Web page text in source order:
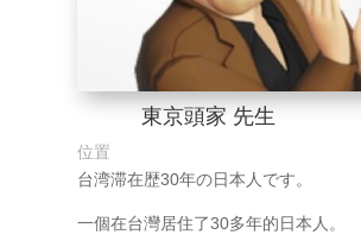
東京頭家 先生
位置
台湾滞在歴30年の日本人です。
一個在台灣居住了30多年的日本人。